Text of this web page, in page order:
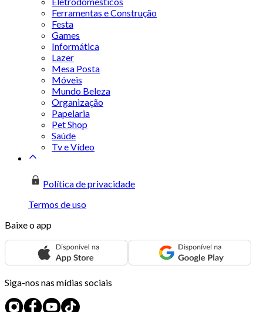
Ferramentas e Construção
Festa
Games
Informática
Lazer
Mesa Posta
Móveis
Mundo Beleza
Organização
Papelaria
Pet Shop
Saúde
Tv e Vídeo
Política de privacidade
Termos de uso
Baixe o app
Siga-nos nas mídias sociais